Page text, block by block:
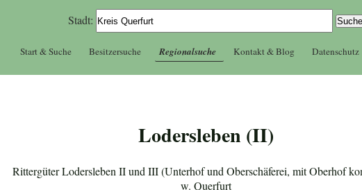
Stadt:
Start & Suche Besitzersuche Regionalsuche Kontakt & Blog Datenschutz
Lodersleben (II)
Rittergüter Lodersleben II und III (Unterhof und Oberschäferei, mit Oberhof
w. Querfurt